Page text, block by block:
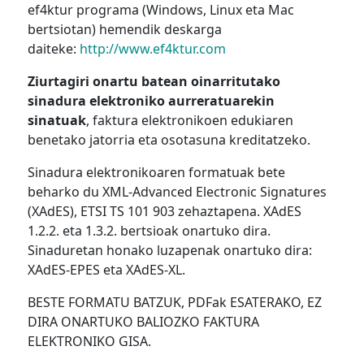
ef4ktur programa (Windows, Linux eta Mac
bertsiotan) hemendik deskarga
daiteke: http://www.ef4ktur.com
Ziurtagiri onartu batean oinarritutako
sinadura elektroniko aurreratuarekin
sinatuak, faktura elektronikoen edukiaren
benetako jatorria eta osotasuna kreditatzeko.
Sinadura elektronikoaren formatuak bete
beharko du XML-Advanced Electronic Signatures
(XAdES), ETSI TS 101 903 zehaztapena. XAdES
1.2.2. eta 1.3.2. bertsioak onartuko dira.
Sinaduretan honako luzapenak onartuko dira:
XAdES-EPES eta XAdES-XL.
BESTE FORMATU BATZUK, PDFak ESATERAKO, EZ
DIRA ONARTUKO BALIOZKO FAKTURA
ELEKTRONIKO GISA.